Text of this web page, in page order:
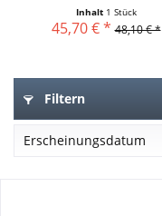
Inhalt 1 Stück
45,70 € * 48,10 € *
Filtern